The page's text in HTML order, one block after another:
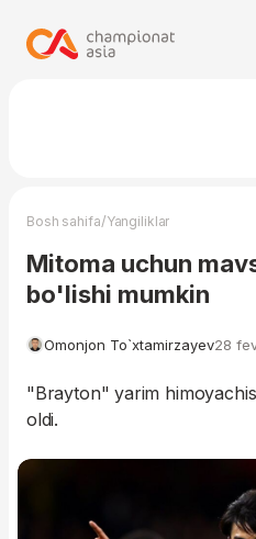
Bosh sahifa/Yangiliklar
Mitoma uchun
bo'lishi mumkin
Omonjon To`xtamirzayev28
"Brayton" yarim
oldi.